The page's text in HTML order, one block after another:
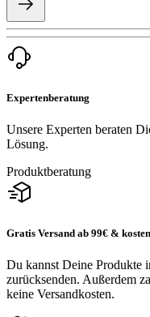
Expertenberatung
Unsere Experten beraten
Lösung.
Produktberatung
Gratis Versand ab 99€ &
Du kannst Deine Produkte
zurücksenden. Außerdem
keine Versandkosten.